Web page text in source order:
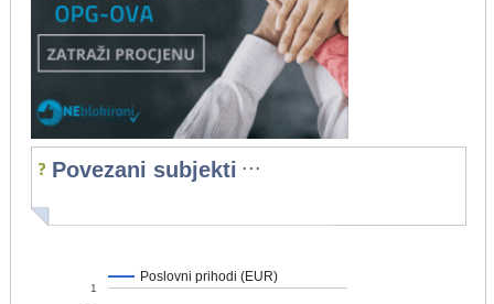
Povezani subjekti ...
Poslovni prihodi (EUR)
1